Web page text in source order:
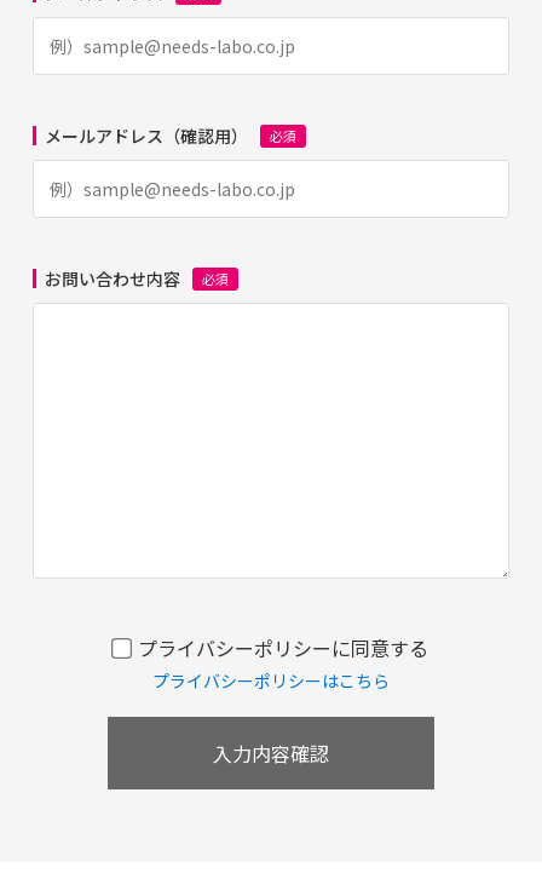
メールアドレス（確認用） 必須
お問い合わせ内容 必須
プライバシーポリシーに同意する
プライバシーポリシーはこちら